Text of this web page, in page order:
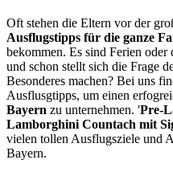
Oft stehen die Eltern vor der
Ausflugstipps für die ganze
bekommen. Es sind Ferien oder
und schon stellt sich die Frage
Besonderes machen? Bei uns
Ausflusgtipps, um einen
Bayern zu unternehmen. 'Pre-
Lamborghini Countach mit
vielen tollen Ausflugsziele und
Bayern.